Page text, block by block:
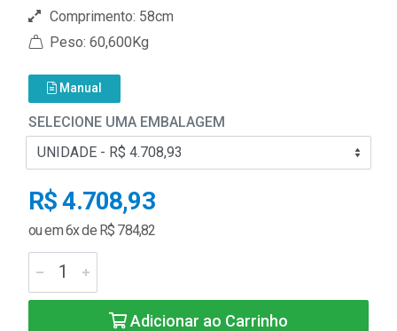
Comprimento: 58cm
Peso: 60,600Kg
Manual
SELECIONE UMA EMBALAGEM
R$ 4.708,93
ou em 6x de R$ 784,82
Adicionar ao Carrinho